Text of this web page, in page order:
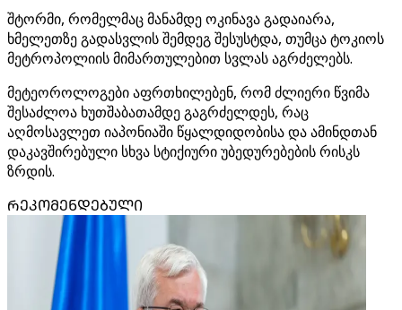
შტორმი, რომელმაც მანამდე ოკინავა გადაიარა,
ხმელეთზე გადასვლის შემდეგ შესუსტდა, თუმცა ტოკიოს
მეტროპოლიის მიმართულებით სვლას აგრძელებს.
მეტეოროლოგები აფრთხილებენ, რომ ძლიერი წვიმა
შესაძლოა ხუთშაბათამდე გაგრძელდეს, რაც
აღმოსავლეთ იაპონიაში წყალდიდობისა და ამინდთან
დაკავშირებული სხვა სტიქიური უბედურებების რისკს
ზრდის.
ᲠᲔᲙᲝᲛᲔᲜᲓᲔᲑᲣᲚᲘ